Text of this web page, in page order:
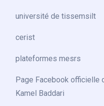
université de tissemsilt
cerist
plateformes mesrs
Page Facebook officielle
Kamel Baddari